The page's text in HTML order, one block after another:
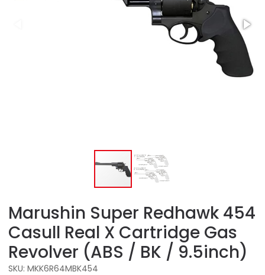
Marushin Super Redhawk 454
Casull Real X Cartridge Gas
Revolver (ABS / BK / 9.5inch)
SKU: MKK6R64MBK454